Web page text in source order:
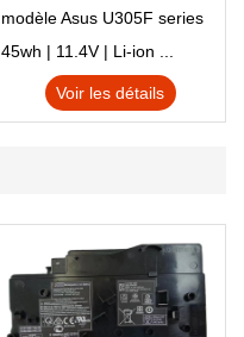
modèle Asus U305F series
45wh | 11.4V | Li-ion ...
Voir les détails